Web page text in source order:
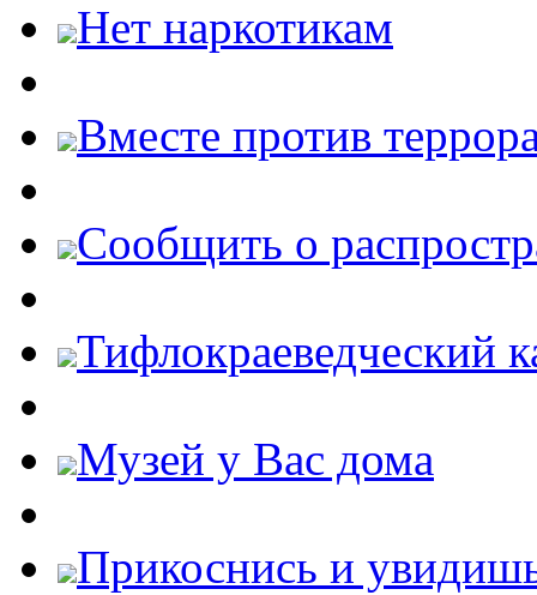
Нет наркотикам
Вместе против
Cообщить о
Тифлокраеведческий
Музей у Вас дома
Прикоснись и